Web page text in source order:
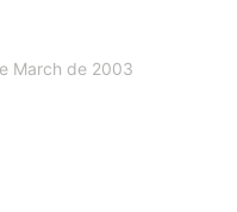
March de 2003